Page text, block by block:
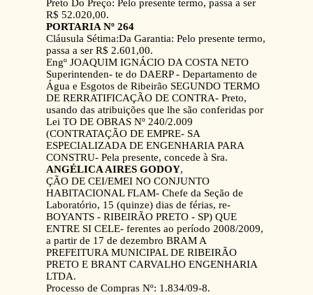
Preto Do Preço: Pelo presente termo, passa a ser
R$ 52.020,00.
PORTARIA Nº 264
Cláusula Sétima:Da Garantia: Pelo presente termo,
passa a ser R$ 2.601,00.
Engº JOAQUIM IGNÁCIO DA COSTA NETO
Superintenden- te do DAERP - Departamento de
Água e Esgotos de Ribeirão SEGUNDO TERMO
DE RERRATIFICAÇÃO DE CONTRA- Preto,
usando das atribuições que lhe são conferidas por
Lei TO DE OBRAS Nº 240/2.009
(CONTRATAÇÃO DE EMPRE- SA
ESPECIALIZADA DE ENGENHARIA PARA
CONSTRU- Pela presente, concede à Sra.
ANGÉLICA AIRES GODOY,
ÇÃO DE CEI/EMEI NO CONJUNTO
HABITACIONAL FLAM- Chefe da Seção de
Laboratório, 15 (quinze) dias de férias, re-
BOYANTS - RIBEIRÃO PRETO - SP) QUE
ENTRE SI CELE- ferentes ao período 2008/2009,
a partir de 17 de dezembro BRAM A
PREFEITURA MUNICIPAL DE RIBEIRÃO
PRETO E BRANT CARVALHO ENGENHARIA
LTDA.
Processo de Compras Nº: 1.834/09-8.